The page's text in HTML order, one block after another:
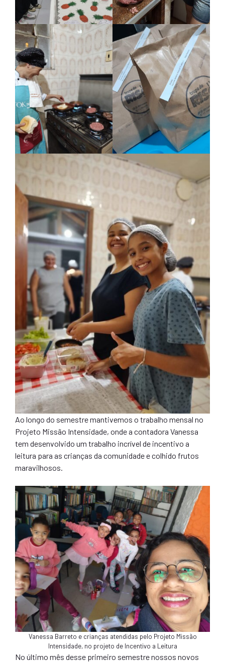
Ao longo do semestre mantivemos o trabalho mensal no
Projeto Missão Intensidade, onde a contadora Vanessa
tem desenvolvido um trabalho incrível de incentivo a
leitura para as crianças da comunidade e colhido frutos
maravilhosos.
Vanessa Barreto e crianças atendidas pelo Projeto Missão
Intensidade, no projeto de Incentivo a Leitura
No último mês desse primeiro semestre nossos novos